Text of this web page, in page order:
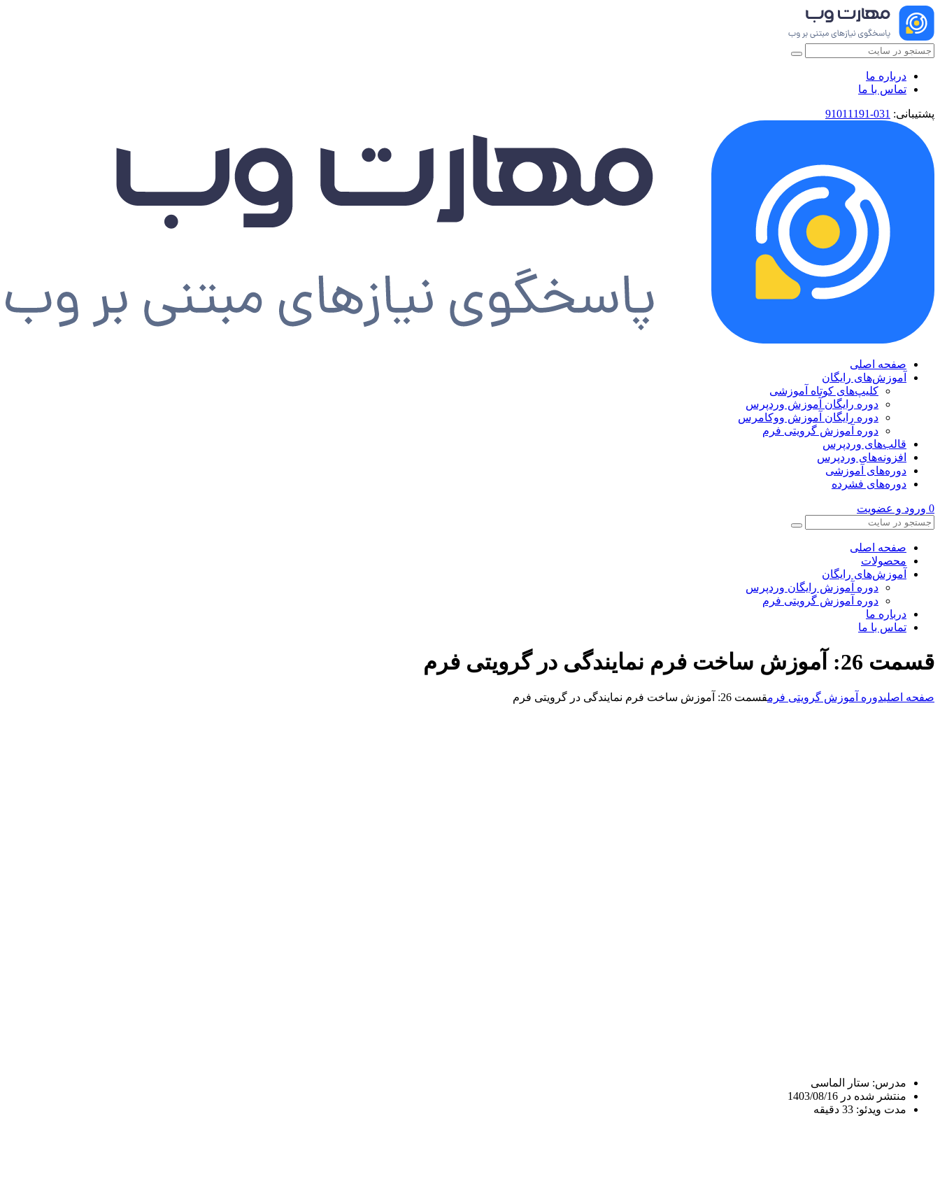
درباره ما
تماس با ما
پشتیبانی: 031-91011191
صفحه اصلی
آموزش‌های رایگان
کلیپ‌های کوتاه آموزشی
دوره رایگان آموزش وردپرس
دوره رایگان آموزش ووکامرس
دوره آموزش گرویتی فرم
قالب‌های وردپرس
افزونه‌های وردپرس
دوره‌های آموزشی
دوره‌های فشرده
0 ورود و عضویت
صفحه اصلی
محصولات
آموزش‌های رایگان
دوره آموزش رایگان وردپرس
دوره آموزش گرویتی فرم
درباره ما
تماس با ما
قسمت 26: آموزش ساخت فرم نمایندگی در گرویتی فرم
صفحه اصلیدوره آموزش گرویتی فرمقسمت 26: آموزش ساخت فرم نمایندگی در گرویتی فرم
مدرس: ستار الماسی
منتشر شده در 1403/08/16
مدت ویدئو: 33 دقیقه